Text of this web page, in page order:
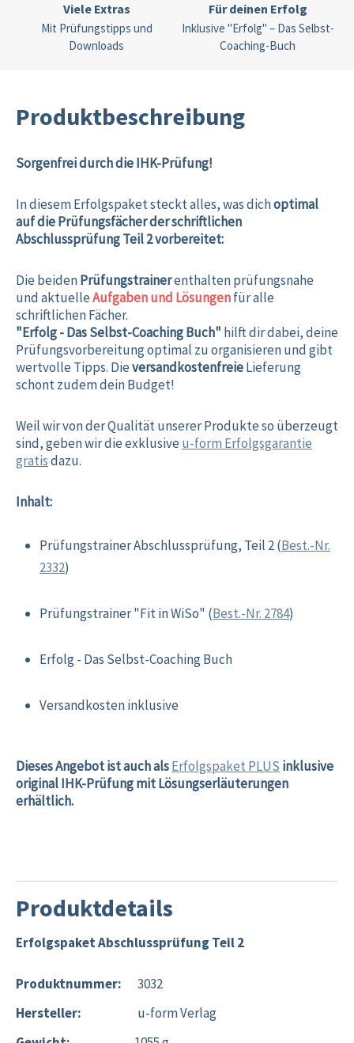
Viele Extras Für deinen Erfolg
Mit Prüfungstipps und
Downloads
Inklusive "Erfolg" – Das Selbst-
Coaching-Buch
Produktbeschreibung
Sorgenfrei durch die IHK-Prüfung!
In diesem Erfolgspaket steckt alles, was dichoptimal
auf die Prüfungsfächer der schriftlichen
Abschlussprüfung Teil 2 vorbereitet:
Die beidenPrüfungstrainerenthalten prüfungsnahe
und aktuelleAufgaben und Lösungenfür alle
schriftlichen Fächer.
"Erfolg - Das Selbst-Coaching Buch" hilft dir dabei, deine
Prüfungsvorbereitung optimal zu organisieren und gibt
wertvolle Tipps. DieversandkostenfreieLieferung
schont zudem dein Budget!
Weil wir von der Qualität unserer Produkte so überzeugt
sind, geben wir die exklusive u-form Erfolgsgarantie
gratisdazu.
Inhalt:
Prüfungstrainer Abschlussprüfung, Teil 2 (Best.-Nr.
2332)
Prüfungstrainer "Fit in WiSo" (Best.-Nr. 2784)
Erfolg - Das Selbst-Coaching Buch
Versandkosten inklusive
Dieses Angebot ist auch alsErfolgspaket PLUS inklusive
original IHK-Prüfung mit Lösungserläuterungen
erhältlich.
Produktdetails
Erfolgspaket Abschlussprüfung Teil 2
Produktnummer:
Hersteller:
3032
u-form Verlag